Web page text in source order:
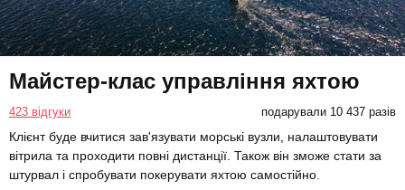
Майстер-клас управління яхтою
423 відгуки подарували 10 437 разів
Клієнт буде вчитися зав'язувати морські вузли, налаштовувати
вітрила та проходити повні дистанції. Також він зможе стати за
штурвал і спробувати покерувати яхтою самостійно.